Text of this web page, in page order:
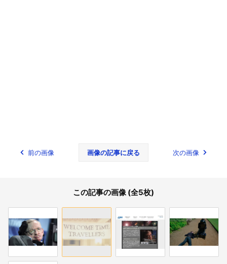
前の画像 画像の記事に戻る 次の画像
この記事の画像 (全5枚)